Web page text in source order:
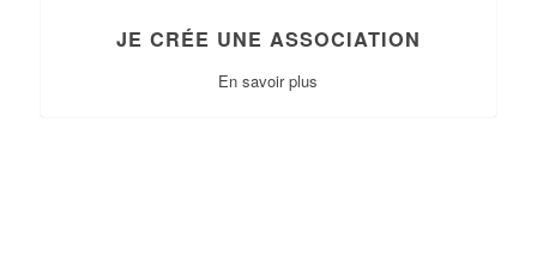
JE CRÉE UNE ASSOCIATION
En savoir plus